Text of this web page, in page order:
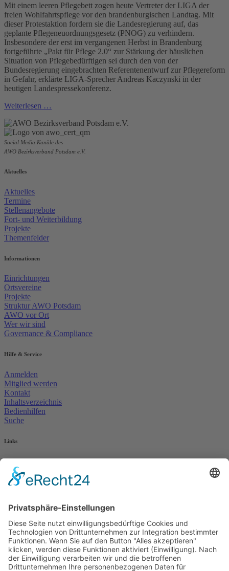
Mit einem leeren Pflegebett zogen heute Vertreter der LIGA der
freien Wohlfahrtspflege vor den brandenburgischen Landtag. Mit
dieser Protestaktion fordern sie die Landesregierung auf, das
geplante Pflegeneuordnungsgesetz (PNOG) zu verhindern.
Insbesondere der erst im vergangenen Herbst in Brandenburg
fortgeführte „Pakt für Pflege 2.0“ zur Stärkung der häuslichen
Situation von Pflegebedürftigen sei durch den von der
Bundesregierung eingebrachten Referentenentwurf zur Pflegereform
in Gefahr, erklärte LIGA-Sprecher Andreas Kaczynski in der
heutigen Landespressekonferenz.
Weiterlesen …
Social Media Kanäle des
AWO Bezirksverband Potsdam e.V.
Aktuelles
Aktuelles
Termine
Stellenangebote
Fort- und Weiterbildung
Projekte
Themenfelder
Informationen
Einrichtungen
Ortsvereine
Projekte
Struktur AWO Potsdam
AWO vor Ort
Wer wir sind
Governance & Compliance
Hilfe & Service
Anmelden
Mitglied werden
Kontakt
Inhaltsverzeichnis
Bedienhilfen
Suche
Links
AWO Jobportal
AWO Ehrenamt Portal
AWO Schulgesundheitsfachkräfte
AWO Pflegeberatung
AWO Kulturhaus Babelsberg
Arbeit mit Behinderung
AWO Büro Kindermut
Kulturland Brandenburg
AWO Selbsthilfe